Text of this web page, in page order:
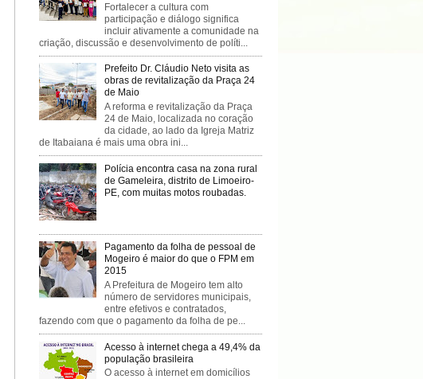
Fortalecer a cultura com
participação e diálogo significa
incluir ativamente a comunidade na
criação, discussão e desenvolvimento de políti...
Prefeito Dr. Cláudio Neto visita as
obras de revitalização da Praça 24
de Maio
A reforma e revitalização da Praça
24 de Maio, localizada no coração
da cidade, ao lado da Igreja Matriz
de Itabaiana é mais uma obra ini...
Polícia encontra casa na zona rural
de Gameleira, distrito de Limoeiro-
PE, com muitas motos roubadas.
Pagamento da folha de pessoal de
Mogeiro é maior do que o FPM em
2015
A Prefeitura de Mogeiro tem alto
número de servidores municipais,
entre efetivos e contratados,
fazendo com que o pagamento da folha de pe...
Acesso à internet chega a 49,4% da
população brasileira
O acesso à internet em domicílios